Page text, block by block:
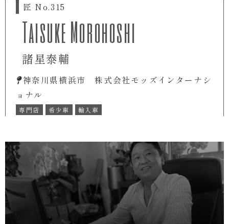
匠 No.315
Taisuke Morohoshi
諸星泰輔
神奈川県横浜市 株式会社モッズインターナシ
ョナル
専門店 希少車 輸入車